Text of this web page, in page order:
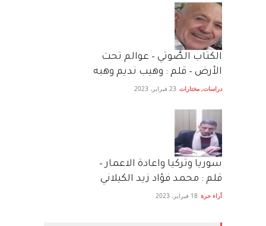
الكتاب الصَّوتي – عوالم تحت
الأرض – قلم : وهيب نديم وهبه
دراسات, مختارات 23 فبراير، 2023
سوريا وتركيا واعادة الاعمار –
قلم : محمد فؤاد زيد الكيلاني
آراء حرة 18 فبراير، 2023